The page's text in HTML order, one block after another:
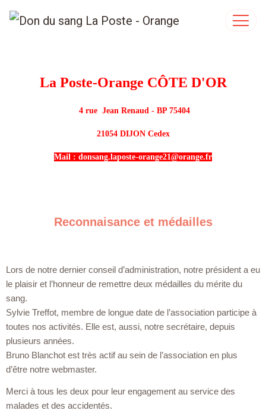
La Poste-Orange CÔTE D'OR
4 rue  Jean Renaud - BP 75404
21054 DIJON Cedex
Mail : donsang.laposte-orange21@orange.fr
Reconnaisance et médailles
Lors de notre dernier conseil d’administration, notre président a eu
le plaisir et l’honneur de remettre deux médailles du mérite du
sang.
Sylvie Treffot, membre de longue date de l’association participe à
toutes nos activités. Elle est, aussi, notre secrétaire, depuis
plusieurs années.
Bruno Blanchot est très actif au sein de l’association en plus
d’être notre webmaster.
Merci à tous les deux pour leur engagement au service des
malades et des accidentés.